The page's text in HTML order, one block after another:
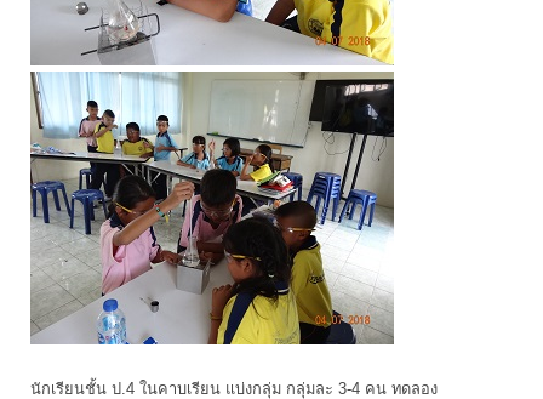
นักเรียนชั้น ป.4 ในคาบเรียน แบ่งกลุ่ม กลุ่มละ 3-4 คน ทดลอง